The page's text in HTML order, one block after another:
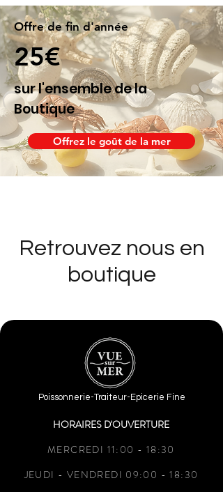
Offre de fin d'année
25€
sur l'ensemble de la
Boutique
Offrez le goût de la mer
Retrouvez nous en
boutique
Poissonnerie-Traiteur-Epicerie Fine
HORAIRES D'OUVERTURE
MERCREDI 11:00 - 18:30
JEUDI - VENDREDI 09:00 - 18:30